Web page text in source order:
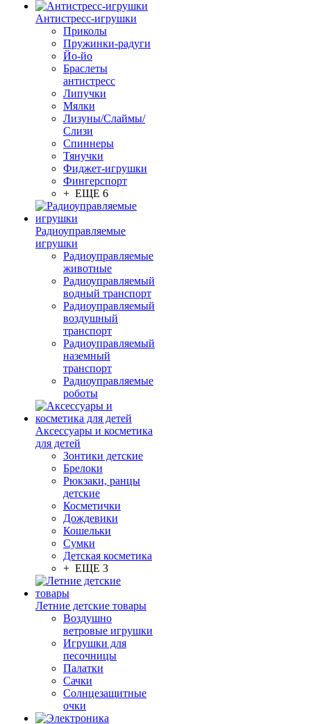
Антистресс-игрушки
Приколы
Пружинки-радуги
Йо-йо
Браслеты
антистресс
Липучки
Мялки
Лизуны/Слаймы/
Слизи
Спиннеры
Тянучки
Фиджет-игрушки
Фингерспорт
+ ЕЩЕ 6
Радиоуправляемые
игрушки
Радиоуправляемые
животные
Радиоуправляемый
водный транспорт
Радиоуправляемый
воздушный
транспорт
Радиоуправляемый
наземный
транспорт
Радиоуправляемые
роботы
Аксессуары и косметика
для детей
Зонтики детские
Брелоки
Рюкзаки, ранцы
детские
Косметички
Дождевики
Кошельки
Сумки
Детская косметика
+ ЕЩЕ 3
Летние детские товары
Воздушно
ветровые игрушки
Игрушки для
песочницы
Палатки
Сачки
Солнцезащитные
очки